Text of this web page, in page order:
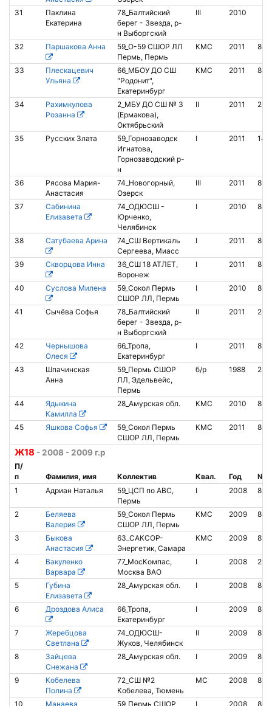
31
Паклина
Екатерина
78_Балтийский
берег - Звезда, р-
н Выборгский
III 2010
32 Паршакова Анна
59_O-59 СШОР ЛЛ
Пермь, Пермь
КМС 2011
33
Плескацевич
Ульяна
66_МБОУ ДО СШ
"Родонит",
Екатеринбург
КМС 2011
34
Рахимкулова
Розанна
2_МБУ ДО СШ № 3
(Ермакова),
Октябрьский
II 2011
35 Русских Злата
59_Горнозаводск
Игнатова,
Горнозаводский р-
н
I 2011
36
Рясова Мария-
Анастасия
74_Новогорный,
Озерск
III 2011
37
Сабинина
Елизавета
74_ОДЮСШ -
Юрченко,
Челябинск
I 2010
38 Сатубаева Арина
74_СШ Вертикаль
Сергеева, Миасс
I 2011
39 Скворцова Инна
36_СШ 18 АТЛЕТ,
Воронеж
I 2011
40 Суслова Милена
59_Сокол Пермь
СШОР ЛЛ, Пермь
I 2010
41 Сычёва Софья
78_Балтийский
берег - Звезда, р-
н Выборгский
II 2011
42
Чернышова
Олеся
66_Тропа,
Екатеринбург
I 2011
43
Шпачинская
Анна
59_Пермь СШОР
ЛЛ, Эдельвейс,
Пермь
б/р 1988
44
Ядыкина
Камилла
28_Амурская обл. КМС 2010
45 Яшкова Софья
59_Сокол Пермь
СШОР ЛЛ, Пермь
КМС 2011
Ж18 - 2008 - 2009 г.р
П/
п
Фамилия, имя Коллектив Квал. Год
№
1
Адриан Наталья
59_ЦСП по АВС,
Пермь
I 2008
2
Беляева
Валерия
59_Сокол Пермь
СШОР ЛЛ, Пермь
КМС 2009
3
Быкова
Анастасия
63_САКСОР-
Энергетик, Самара
КМС 2009
4
Вакуленко
Варвара
77_МосКомпас,
Москва ВАО
I 2008
5
Губина
Елизавета
28_Амурская обл. I 2008
6 Дроздова Алиса
66_Тропа,
Екатеринбург
I 2009
7
Жеребцова
Светлана
74_ОДЮСШ-
Жуков, Челябинск
II 2009
8
Зайцева
Снежана
28_Амурская обл. I 2009
9
Кобелева
Полина
72_СШ №2
Кобелева, Тюмень
МС 2008
10
Манаева
59_Пермь СШОР
I 2008